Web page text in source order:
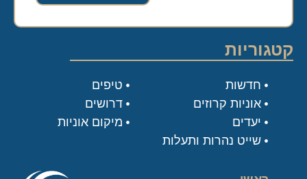
קטגוריות
טיפים
דרושים
מיקום אוניות
חדשות
אוניות קרוזים
יעדים
שייט נהרות ותעלות